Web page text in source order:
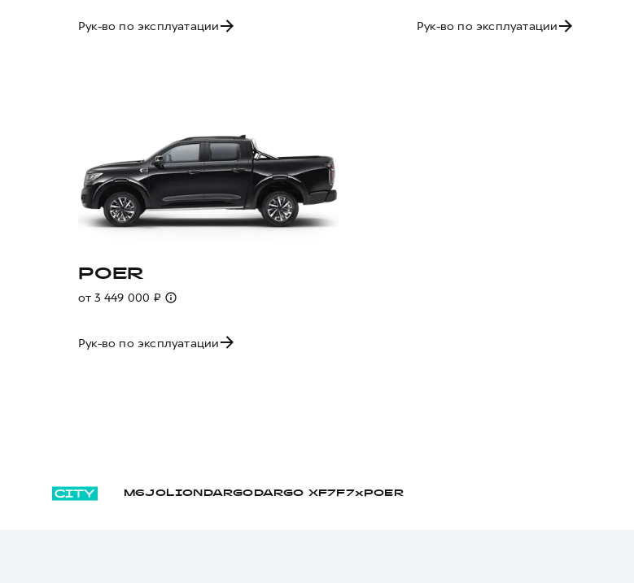
Рук-во по эксплуатации Рук-во по эксплуатации
POER
от 3 449 000 ₽
Рук-во по эксплуатации
M6JOLION DARGO DARGO Х F7 F7x POER